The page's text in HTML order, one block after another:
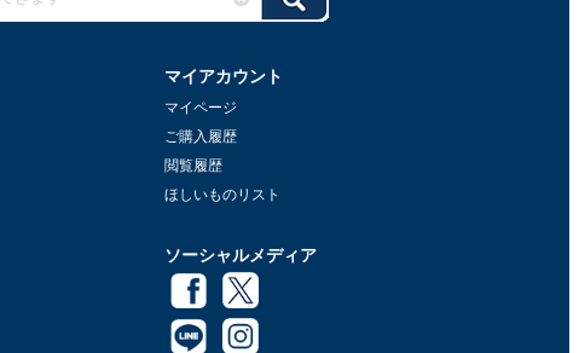
マイアカウント
マイページ
ご購入履歴
閲覧履歴
ほしいものリスト
ソーシャルメディア